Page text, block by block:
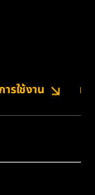
การใช้งาน ห